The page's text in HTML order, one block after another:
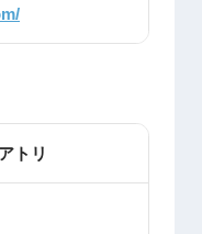
トリ